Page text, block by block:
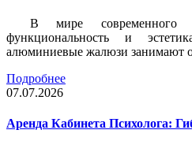
В мире современного
функциональность и
алюминиевые жалюзи занимают
Подробнее
07.07.2026
Аренда Кабинета Психолога: